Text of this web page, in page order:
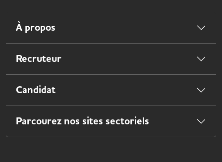
À propos
Recruteur
Candidat
Parcourez nos sites sectoriels